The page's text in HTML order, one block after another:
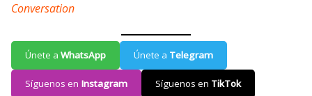
Conversation
Únete a WhatsApp Únete a Telegram
Síguenos en Instagram Síguenos en TikTok